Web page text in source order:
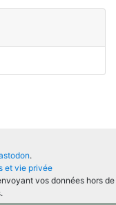
.
et vie privée
vos données hors de